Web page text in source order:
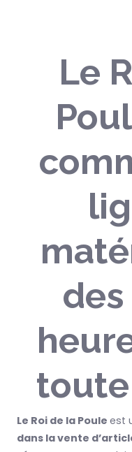
Le
d
Le Roi de la Poule est
dans la vente